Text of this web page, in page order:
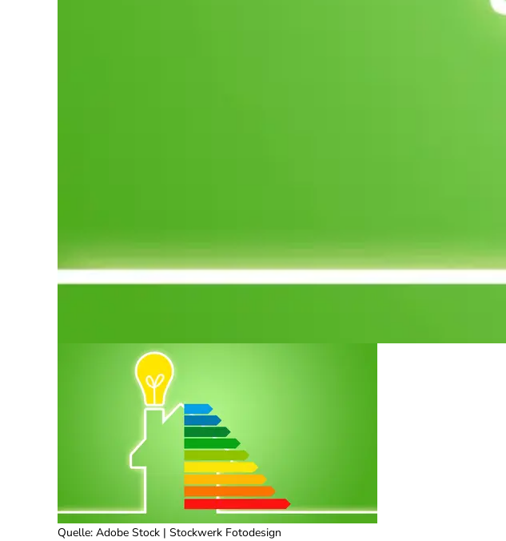
Quelle: Adobe Stock | Stockwerk Fotodesign